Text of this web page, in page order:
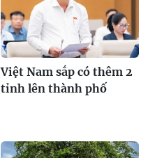
Việt Nam sắp có thêm 2
tỉnh lên thành phố